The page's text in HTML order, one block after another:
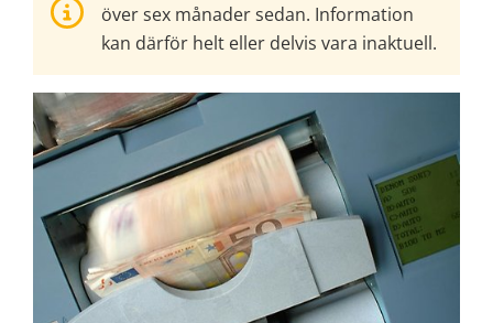
över sex månader sedan. Information
kan därför helt eller delvis vara inaktuell.